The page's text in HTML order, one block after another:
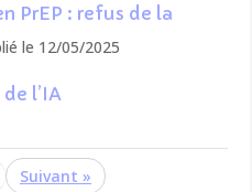
PrEP : refus de la
le 12/05/2025
l’IA
»